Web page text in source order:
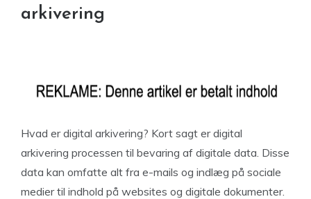
arkivering
Hvad er digital arkivering? Kort sagt er digital
arkivering processen til bevaring af digitale data. Disse
data kan omfatte alt fra e-mails og indlæg på sociale
medier til indhold på websites og digitale dokumenter.